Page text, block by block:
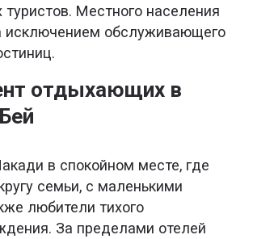
туристов. Местного населения
исключением обслуживающего
отдыхающих в
в спокойном месте, где
семьи, с маленькими
любители тихого
За пределами отелей